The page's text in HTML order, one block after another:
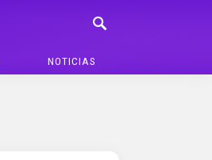
NOTICIAS